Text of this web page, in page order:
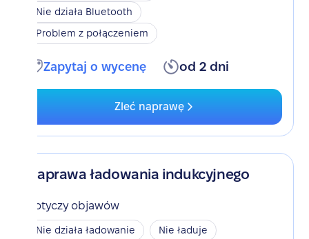
Nie działa Bluetooth
Problem z połączeniem
Zapytaj o wycenę od 2 dni
Zleć naprawę
Naprawa ładowania indukcyjnego
Dotyczy objawów
Nie działa ładowanie
Nie ładuje